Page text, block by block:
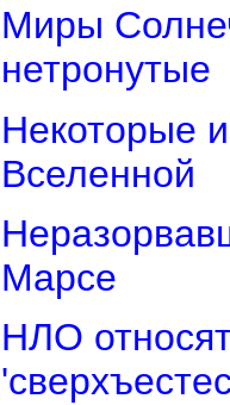
Миры
нетронутые
Некоторые
Вселенной
Марсе
НЛО